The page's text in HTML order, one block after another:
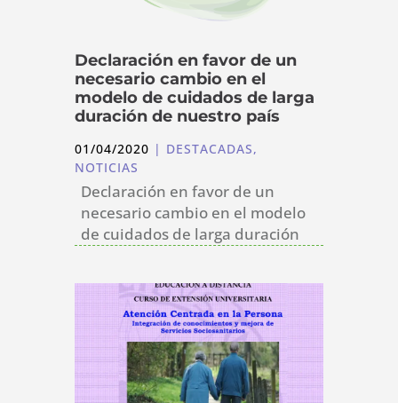
Declaración en favor de un
necesario cambio en el
modelo de cuidados de larga
duración de nuestro país
01/04/2020 | DESTACADAS,
NOTICIAS
Declaración en favor de un
necesario cambio en el modelo
de cuidados de larga duración